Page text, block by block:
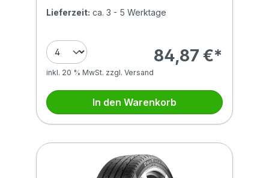
Lieferzeit: ca. 3 - 5 Werktage
84,87 €*
inkl. 20 % MwSt. zzgl. Versand
In den Warenkorb